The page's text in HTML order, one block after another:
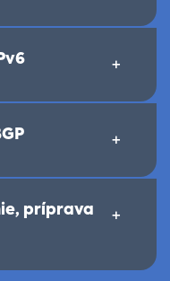
+
+
príprava
+